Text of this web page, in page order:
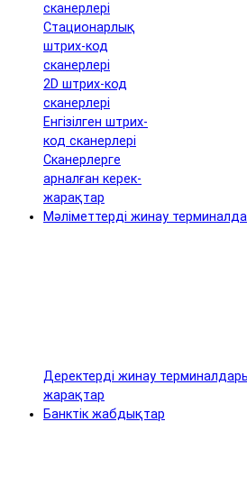
сканерлері
Стационарлық
штрих-код
сканерлері
2D штрих-код
сканерлері
Енгізілген штрих-
код сканерлері
Сканерлерге
арналған керек-
жарақтар
Мәліметтерді жинау
Деректерді жинау
жарақтар
Банктік жабдықтар